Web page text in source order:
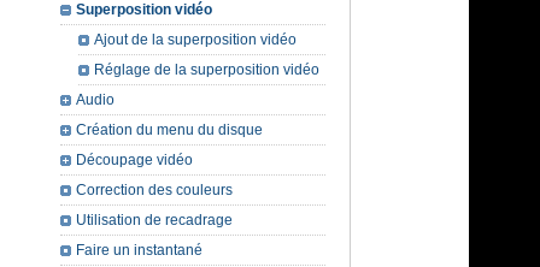
Superposition vidéo
Ajout de la superposition vidéo
Réglage de la superposition vidéo
Audio
Création du menu du disque
Découpage vidéo
Correction des couleurs
Utilisation de recadrage
Faire un instantané